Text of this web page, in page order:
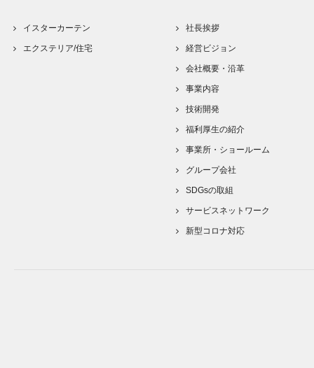
イスターカーテン
エクステリア/住宅
社長挨拶
経営ビジョン
会社概要・沿革
事業内容
技術開発
福利厚生の紹介
事業所・ショールーム
グループ会社
SDGsの取組
サービスネットワーク
新型コロナ対応